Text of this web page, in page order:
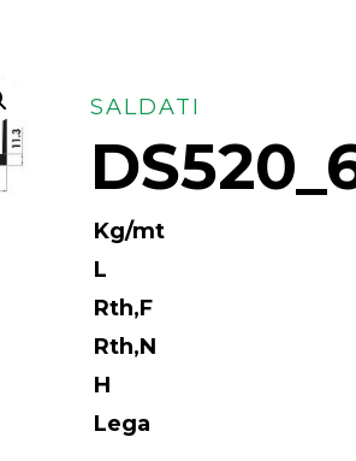
SALDATI
Kg/mt
L
Rth,F
Rth,N
H
Lega